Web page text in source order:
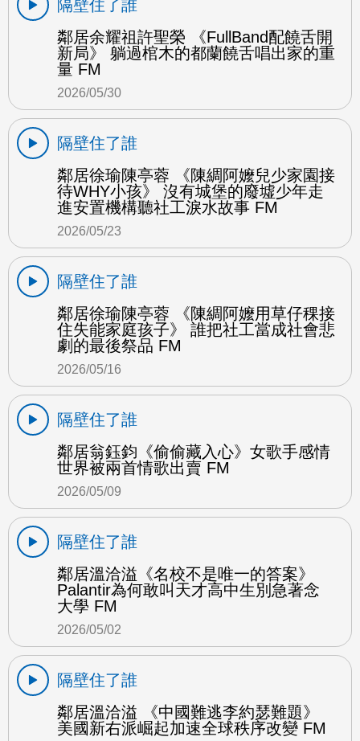
隔壁住了誰
鄰居余耀祖許聖榮 《FullBand配饒舌開
新局》 躺過棺木的都蘭饒舌唱出家的重
量 FM
2026/05/30
隔壁住了誰
鄰居徐瑜陳亭蓉 《陳綢阿嬤兒少家園接
待WHY小孩》 沒有城堡的廢墟少年走
進安置機構聽社工淚水故事 FM
2026/05/23
隔壁住了誰
鄰居徐瑜陳亭蓉 《陳綢阿嬤用草仔稞接
住失能家庭孩子》 誰把社工當成社會悲
劇的最後祭品 FM
2026/05/16
隔壁住了誰
鄰居翁鈺鈞《偷偷藏入心》女歌手感情
世界被兩首情歌出賣 FM
2026/05/09
隔壁住了誰
鄰居溫洽溢《名校不是唯一的答案》
Palantir為何敢叫天才高中生別急著念
大學 FM
2026/05/02
隔壁住了誰
鄰居溫洽溢 《中國難逃李約瑟難題》
美國新右派崛起加速全球秩序改變 FM